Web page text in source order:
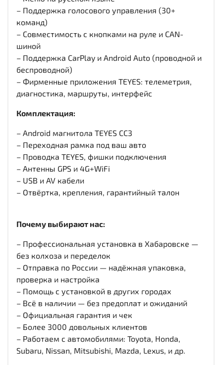
– Поддержка голосового управления (30+
команд)
– Совместимость с кнопками на руле и CAN-
шиной
– Поддержка CarPlay и Android Auto (проводной и
беспроводной)
– Фирменные приложения TEYES: телеметрия,
диагностика, маршруты, интерфейс
Комплектация:
– Android магнитола TEYES CC3
– Переходная рамка под ваш авто
– Проводка TEYES, фишки подключения
– Антенны GPS и 4G+WiFi
– USB и AV кабели
– Отвёртка, крепления, гарантийный талон
Почему выбирают нас:
– Профессиональная установка в Хабаровске —
без колхоза и переделок
– Отправка по России — надёжная упаковка,
проверка и настройка
– Помощь с установкой в других городах
– Всё в наличии — без предоплат и ожиданий
– Официальная гарантия и чек
– Более 3000 довольных клиентов
– Работаем с автомобилями: Toyota, Honda,
Subaru, Nissan, Mitsubishi, Mazda, Lexus, и др.